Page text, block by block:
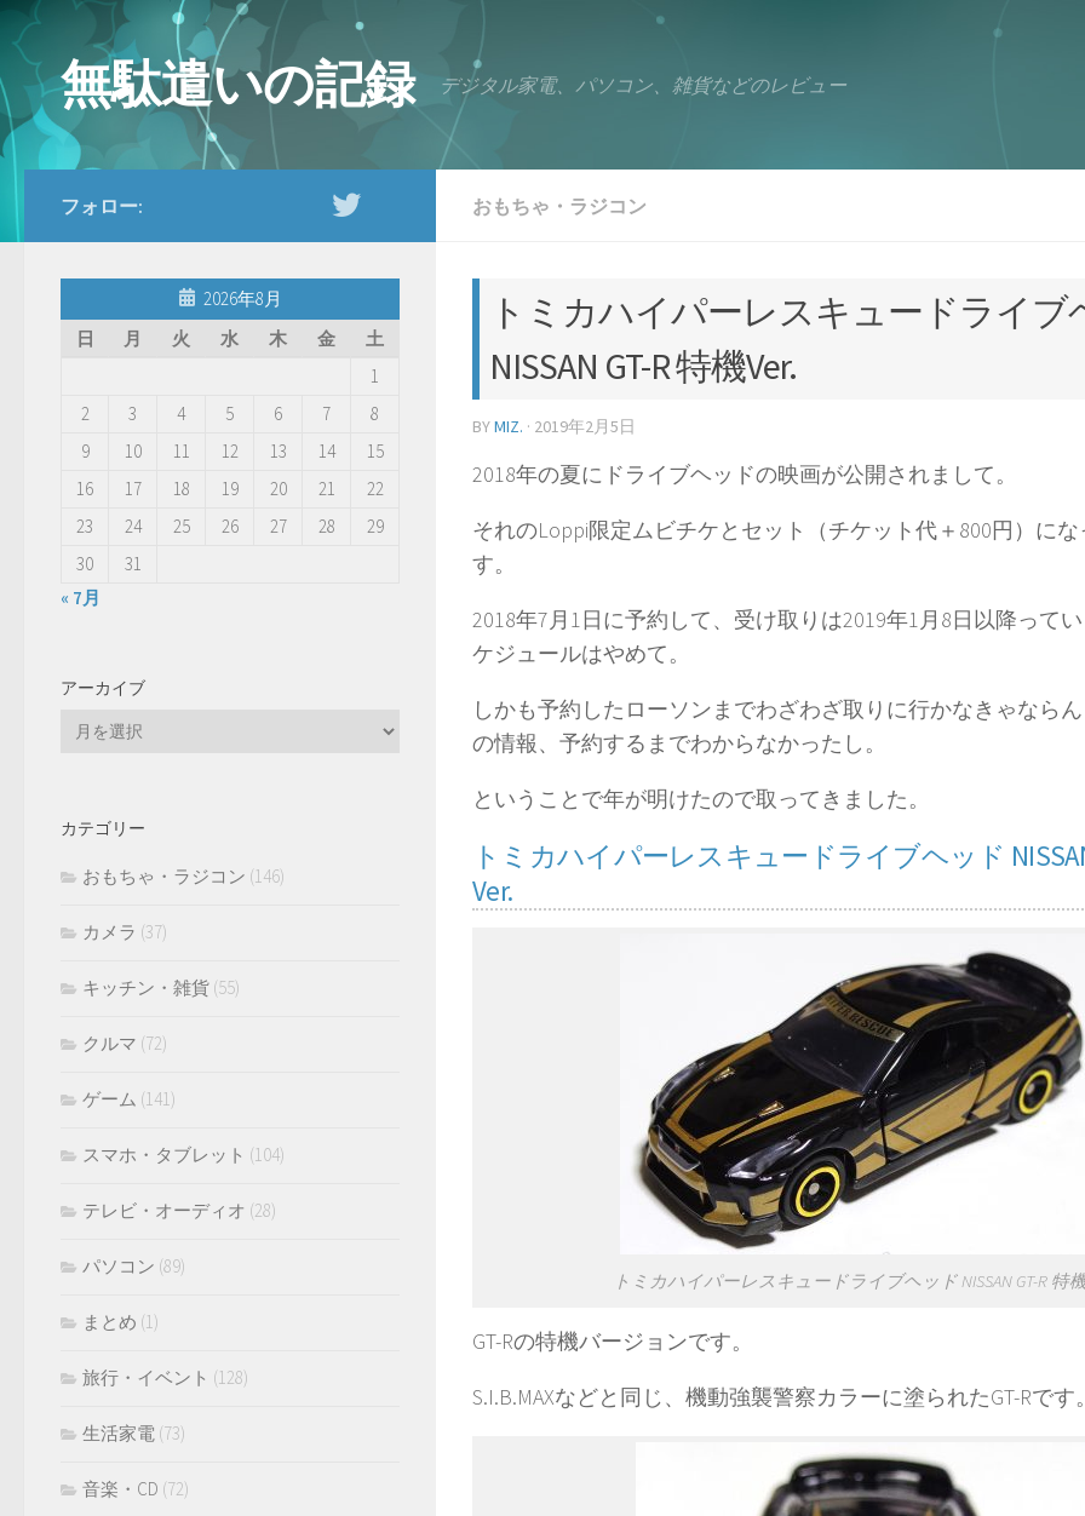
コンテンツへスキップ
無駄遣いの記録 デジタル家電、パソコン、雑貨などのレビュー
おもちゃ・ラジコン
トミカハイパーレスキュードライブ
NISSAN GT-R 特機Ver.
BYMIZ. · 2019年2月5日
2018年の夏にドライブヘッドの映画が公開されまして。
それのLoppi限定ムビチケとセット（チケット代＋800円）に
す。
2018年7月1日に予約して、受け取りは2019年1月8日以降って
ケジュールはやめて。
しかも予約したローソンまでわざわざ取りに行かなきゃなら
の情報、予約するまでわからなかったし。
ということで年が明けたので取ってきました。
トミカハイパーレスキュードライブヘッド
Ver.
トミカハイパーレスキュードライブヘッド NISSAN GT-R 特
GT-Rの特機バージョンです。
S.I.B.MAXなどと同じ、機動強襲警察カラーに塗られたGT-Rで
フォロー:
2026年8月
日
月 火 水 木 金
土
1
2
3 4 5 6 7
8
9
10 11 12 13 14
15
16
17 18 19 20 21
22
23
24 25 26 27 28
29
30
31
« 7月
アーカイブ
ブ
カテゴリー
おもちゃ・ラジコン (146)
カメラ (37)
キッチン・雑貨 (55)
クルマ (72)
ゲーム (141)
スマホ・タブレット (104)
テレビ・オーディオ (28)
パソコン (89)
まとめ (1)
旅行・イベント (128)
生活家電 (73)
音楽・CD (72)